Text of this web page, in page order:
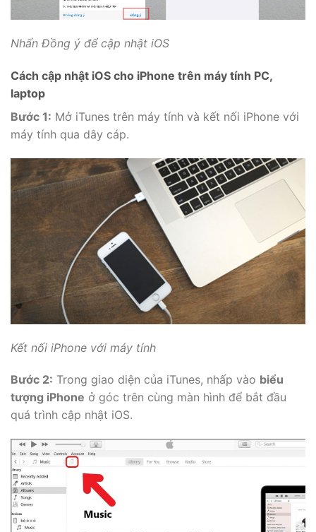
Nhấn Đồng ý để cập nhật iOS
Cách cập nhật iOS cho iPhone trên máy tính PC,
laptop
Bước 1: Mở iTunes trên máy tính và kết nối iPhone với
máy tính qua dây cáp.
Kết nối iPhone với máy tính
Bước 2: Trong giao diện của iTunes, nhấp vào biểu
tượng iPhone ở góc trên cùng màn hình để bắt đầu
quá trình cập nhật iOS.